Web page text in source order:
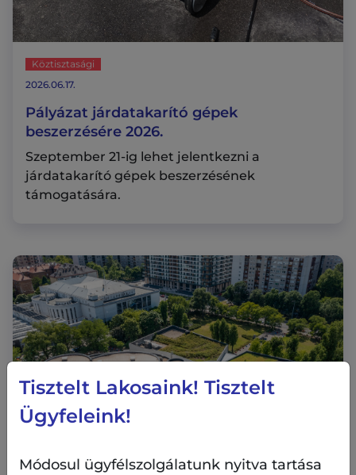
Köztisztasági
Pályázat járdatakarító gépek
beszerzésére 2026.
Szeptember 21-ig lehet jelentkezni a
járdatakarító gépek beszerzésének
támogatására.
2026.06.17.
Tisztelt Lakosaink! Tisztelt
Ügyfeleink!
Módosul ügyfélszolgálatunk nyitva tartása